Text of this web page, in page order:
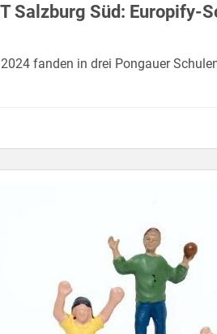
Salzburg Süd:
fanden in drei Pongauer